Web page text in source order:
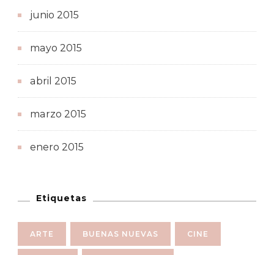
junio 2015
mayo 2015
abril 2015
marzo 2015
enero 2015
Etiquetas
ARTE BUENAS NUEVAS CINE